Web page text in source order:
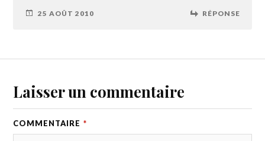
25 AOÛT 2010 RÉPONSE
Laisser un commentaire
COMMENTAIRE *